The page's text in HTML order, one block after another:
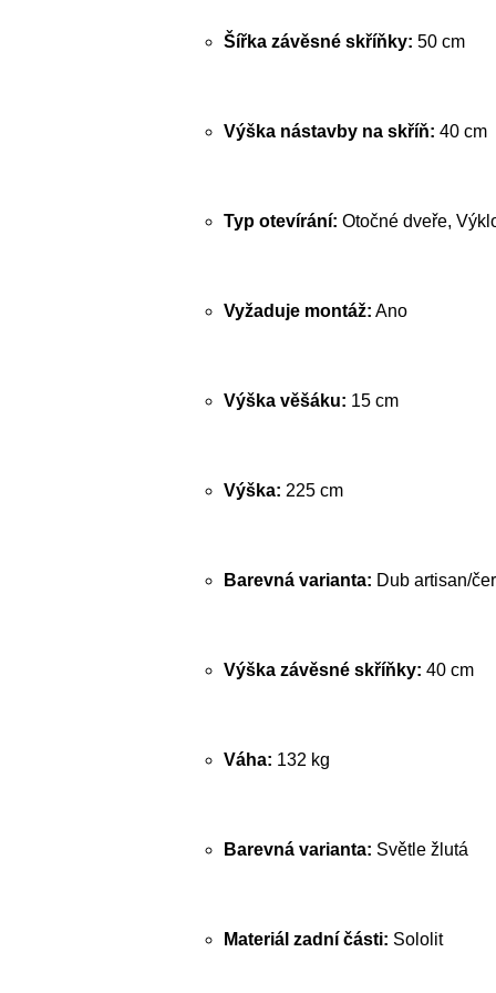
Šířka závěsné skříňky: 50 cm
Výška nástavby na skříň: 40 cm
Typ otevírání: Otočné dveře,
Vyžaduje montáž: Ano
Výška věšáku: 15 cm
Výška: 225 cm
Barevná varianta: Dub artisan/
Výška závěsné skříňky: 40 cm
Váha: 132 kg
Barevná varianta: Světle žlutá
Materiál zadní části: Sololit